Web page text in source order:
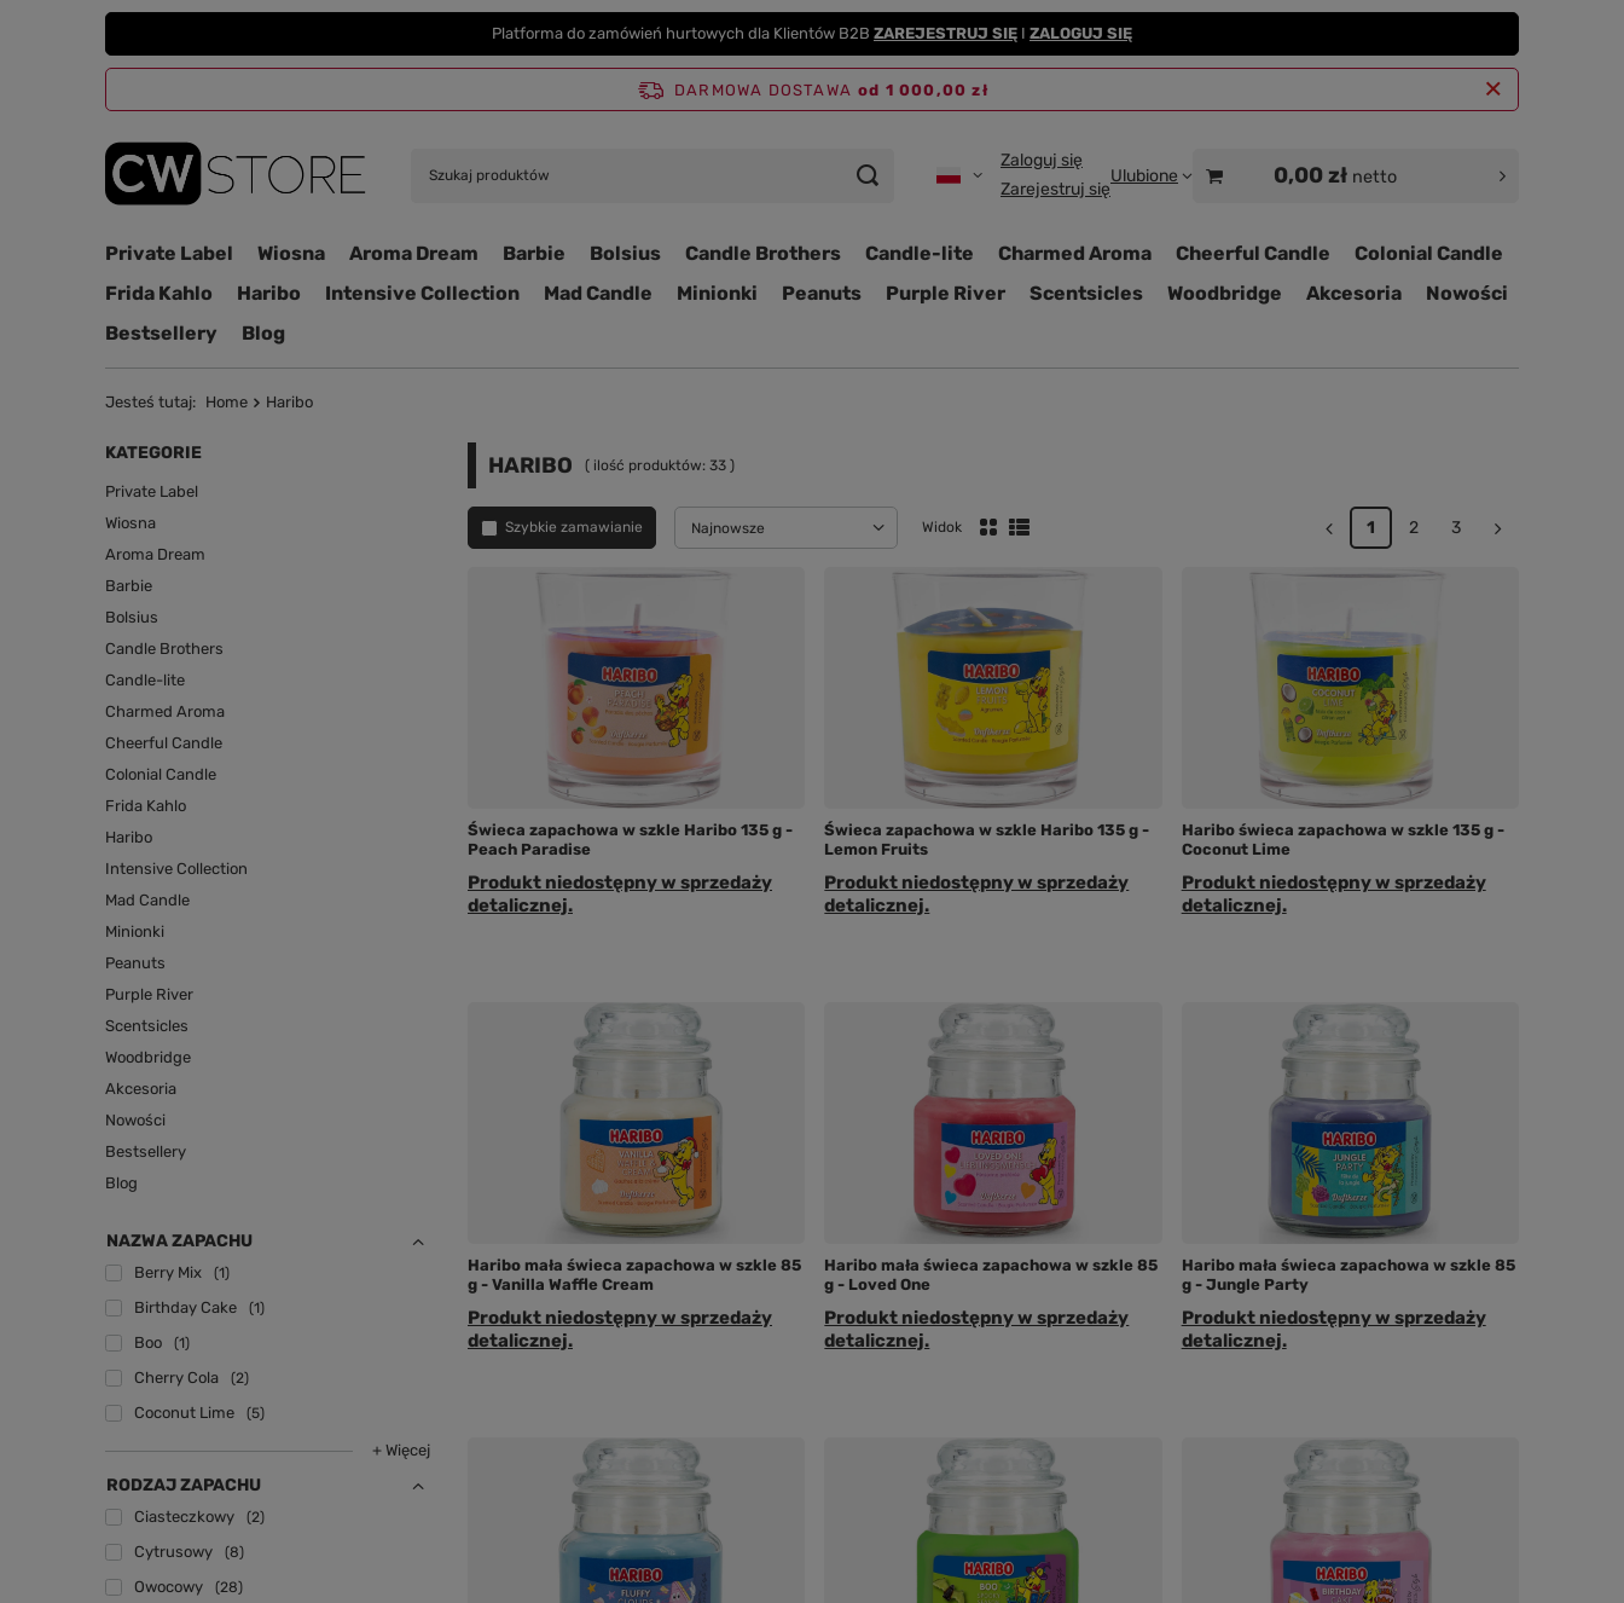
Platforma do zamówień hurtowych dla Klientów B2B ZAREJESTRUJ SIĘ I ZALOGUJ SIĘ
DARMOWA DOSTAWA od 1 000,00 zł
Zaloguj się
Zarejestruj się
Ulubione 0,00 zł netto
Private Label Wiosna Aroma Dream Barbie Bolsius Candle Brothers Candle-lite Charmed Aroma Cheerful Candle
Colonial Candle
Frida Kahlo
Haribo Intensive Collection Mad Candle Minionki Peanuts Purple River Scentsicles Woodbridge Akcesoria
Nowości
Bestsellery
Blog
Jesteś tutaj: Home Haribo
KATEGORIE
Private Label
Wiosna
Aroma Dream
Barbie
Bolsius
Candle Brothers
Candle-lite
Charmed Aroma
Cheerful Candle
Colonial Candle
Frida Kahlo
Haribo
Intensive Collection
Mad Candle
Minionki
Peanuts
Purple River
Scentsicles
Woodbridge
Akcesoria
Nowości
Bestsellery
Blog
NAZWA ZAPACHU
Berry Mix 1
Birthday Cake 1
Boo 1
Cherry Cola 2
Coconut Lime 5
+ Więcej
RODZAJ ZAPACHU
Ciasteczkowy 2
Cytrusowy 8
Owocowy 28
HARIBO ( ilość produktów: 33 )
Szybkie zamawianie Zmień sortowanie
Najnowsze Widok 1 2 3
Świeca zapachowa w szkle Haribo 135 g -
Peach Paradise
Produkt niedostępny w sprzedaży
detalicznej.
Świeca zapachowa w szkle Haribo 135 g -
Lemon Fruits
Produkt niedostępny w sprzedaży
detalicznej.
Haribo świeca zapachowa w szkle 135 g -
Coconut Lime
Produkt niedostępny w sprzedaży
detalicznej.
Haribo mała świeca zapachowa w szkle 85
g - Vanilla Waffle Cream
Produkt niedostępny w sprzedaży
detalicznej.
Haribo mała świeca zapachowa w szkle 85
g - Loved One
Produkt niedostępny w sprzedaży
detalicznej.
Haribo mała świeca zapachowa w szkle 85
g - Jungle Party
Produkt niedostępny w sprzedaży
detalicznej.